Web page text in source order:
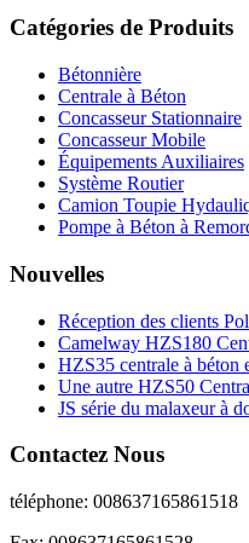
Catégories de Produits
Bétonnière
Centrale à Béton
Concasseur Stationnaire
Concasseur Mobile
Équipements Auxiliaires
Système Routier
Camion Toupie
Pompe à Béton à
Nouvelles
Réception des clients
Camelway HZS180
HZS35 centrale à béton
Une autre HZS50
JS série du malaxeur à
Contactez Nous
téléphone: 008637165861518